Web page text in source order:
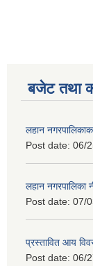
बजेट तथा
लहान
Post date: 06/
लहान
Post date: 07/
प्रस्तावित आय
Post date: 06/